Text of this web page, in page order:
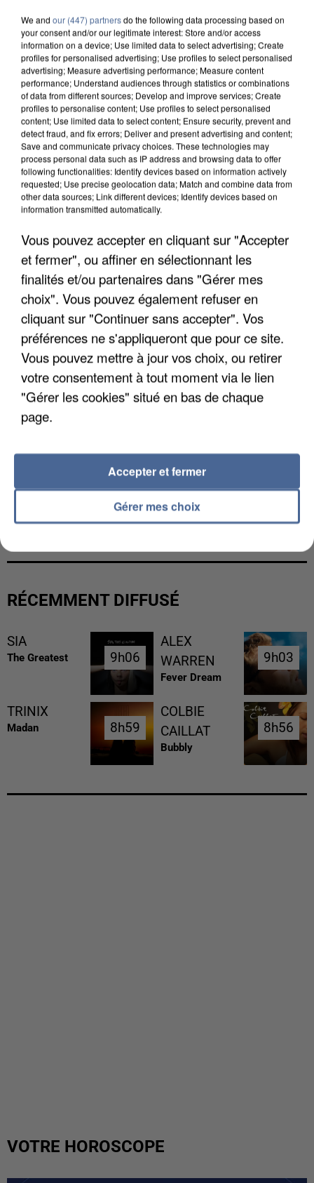
APRÈS TOUTES CES CANICULES, LES REFUGES
DE FAUNE SAUVAGE SONT...
L’UN DES FONDATEURS SUPPOSÉS DE LA DZ
MAFIA INTERPELLÉ EN ALGÉRIE
RÉCEMMENT DIFFUSÉ
SIA
The Greatest 9h06
9h06
ALEX
WARREN
Fever Dream
9h03
9h03
TRINIX
Madan 8h59
8h59
COLBIE
CAILLAT
Bubbly
8h56
8h56
VOTRE HOROSCOPE
We and our (447) partnersdo the following data processing based on
your consent and/or our legitimate interest: Store and/or access
information on a device; Use limited data to select advertising; Create
profiles for personalised advertising; Use profiles to select personalised
advertising; Measure advertising performance; Measure content
performance; Understand audiences through statistics or combinations
of data from different sources; Develop and improve services; Create
profiles to personalise content; Use profiles to select personalised
content; Use limited data to select content; Ensure security, prevent and
detect fraud, and fix errors; Deliver and present advertising and content;
Save and communicate privacy choices. These technologies may
process personal data such as IP address and browsing data to offer
following functionalities: Identify devices based on information actively
requested; Use precise geolocation data; Match and combine data from
other data sources; Link different devices; Identify devices based on
information transmitted automatically.
Vous pouvez accepter en cliquant sur "Accepter
et fermer", ou affiner en sélectionnant les
finalités et/ou partenaires dans "Gérer mes
choix". Vous pouvez également refuser en
cliquant sur "Continuer sans accepter". Vos
préférences ne s'appliqueront que pour ce site.
Vous pouvez mettre à jour vos choix, ou retirer
votre consentement à tout moment via le lien
"Gérer les cookies" situé en bas de chaque
page.
Gérer mes choix
Accepter et fermer